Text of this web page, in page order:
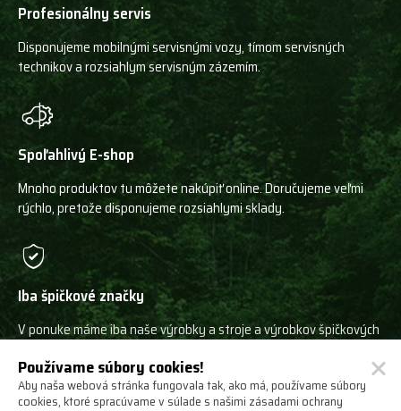
Profesionálny servis
Disponujeme mobilnými servisnými vozy, tímom servisných
technikov a rozsiahlym servisným zázemím.
Spoľahlivý E-shop
Mnoho produktov tu môžete nakúpiť online. Doručujeme veľmi
rýchlo, pretože disponujeme rozsiahlymi sklady.
Iba špičkové značky
V ponuke máme iba naše výrobky a stroje a výrobkov špičkových
Používame súbory cookies!
Aby naša webová stránka fungovala tak, ako má, používame súbory
cookies, ktoré spracúvame v súlade s našimi zásadami ochrany